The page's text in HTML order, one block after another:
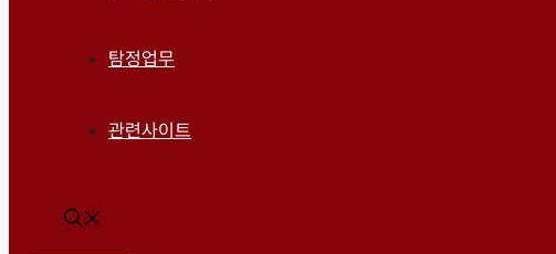
탐정업무
관련사이트